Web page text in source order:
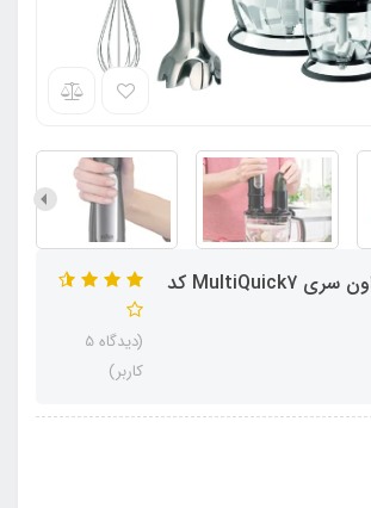
گوشت کوب براون سری MultiQuick7 کد
(دیدگاه 5
کاربر)